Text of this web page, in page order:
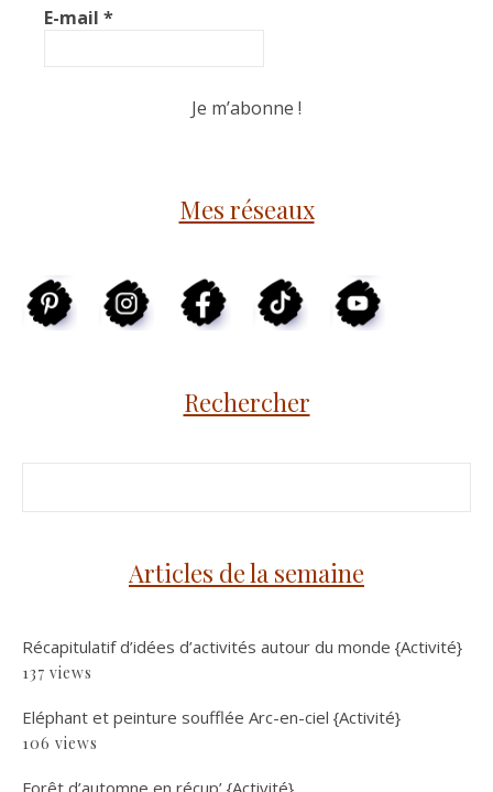
E-mail *
Mes réseaux
Rechercher
Articles de la semaine
Récapitulatif d’idées d’activités autour du monde {Activité}
137 views
Eléphant et peinture soufflée Arc-en-ciel {Activité}
106 views
Forêt d’automne en récup’ {Activité}